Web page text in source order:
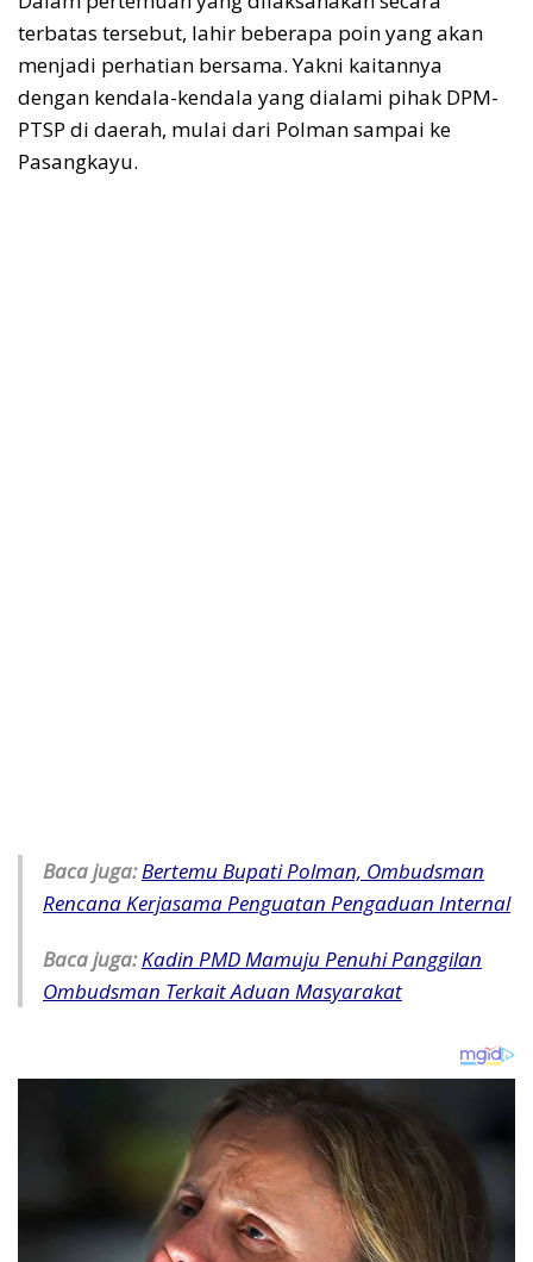
terbatas tersebut, lahir beberapa poin yang akan
menjadi perhatian bersama. Yakni kaitannya
dengan kendala-kendala yang dialami pihak DPM-
PTSP di daerah, mulai dari Polman sampai ke
Pasangkayu.
Baca juga:Bertemu Bupati Polman, Ombudsman
Rencana Kerjasama Penguatan Pengaduan Internal
Baca juga:Kadin PMD Mamuju Penuhi Panggilan
Ombudsman Terkait Aduan Masyarakat